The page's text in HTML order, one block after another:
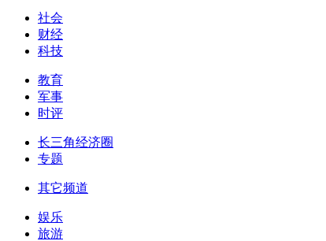
社会
财经
科技
教育
军事
时评
长三角经济圈
专题
其它频道
娱乐
旅游